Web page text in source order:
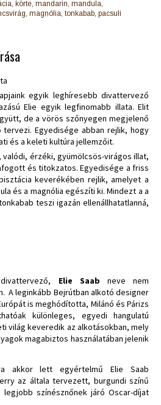
körte, mandarin, mandula,
magnólia, tonkabab, pacsuli
egyik leghíresebb divattervező
Elie egyik legfinomabb illata. Elit
de a vörös szőnyegen megjelenő
Egyedisége abban rejlik, hogy
és a keleti kultúra jellemzőit.
érzéki, gyümölcsös-virágos illat,
és titokzatos. Egyedisége a friss
keverékében rejlik, amelyet a
és a magnólia egészíti ki. Mindezt a a
teszi igazán ellenállhatatlanná,
Elie Saab neve nem
A leginkább Bejrútban alkotó designer
is meghódította, Milánó és Párizs
különleges, egyedi hangulatú
világ keveredik az alkotásokban, mely
magabiztos használatában jelenik
akkor lett egyértelmű Elie Saab
az általa tervezett, burgundi színű
színésznőnek járó Oscar-díjat